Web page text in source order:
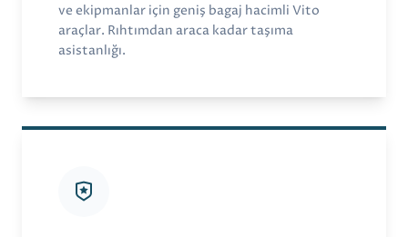
ve ekipmanlar için geniş bagaj hacimli Vito
araçlar. Rıhtımdan araca kadar taşıma
asistanlığı.